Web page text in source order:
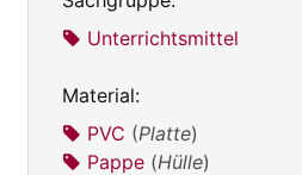
Unterrichtsmittel
Material:
PVC (Platte)
Pappe (Hülle)